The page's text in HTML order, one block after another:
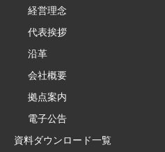
経営理念
代表挨拶
沿革
会社概要
拠点案内
電子公告
資料ダウンロード一覧